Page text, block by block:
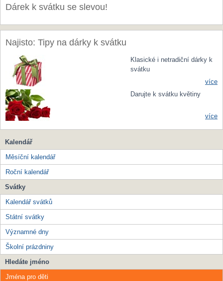
Dárek k svátku se slevou!
Najisto: Tipy na dárky k svátku
Klasické i netradiční dárky k
svátku
více
Darujte k svátku květiny
více
Kalendář
Měsíční kalendář
Roční kalendář
Svátky
Kalendář svátků
Státní svátky
Významné dny
Školní prázdniny
Hledáte jméno
Jména pro děti